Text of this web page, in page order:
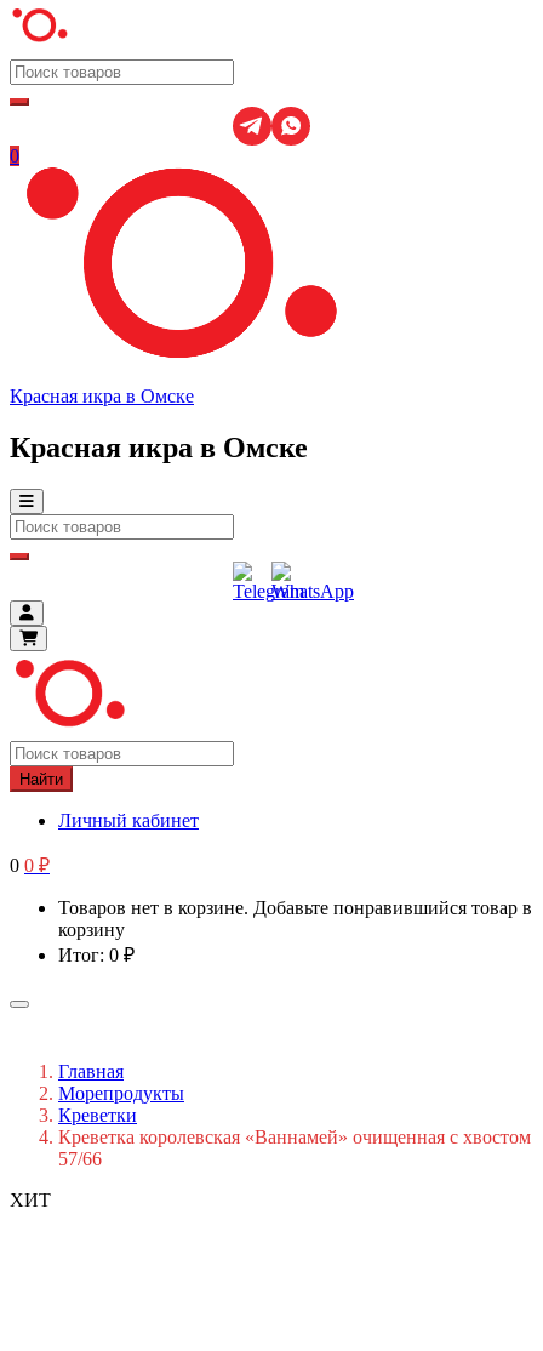
0
Красная икра в Омске
Красная икра в Омске
Найти
Личный кабинет
0 0 ₽
Товаров нет в корзине. Добавьте понравившийся товар в
корзину
Итог: 0 ₽
Главная
Морепродукты
Креветки
Креветка королевская «Ваннамей» очищенная с хвостом
57/66
ХИТ